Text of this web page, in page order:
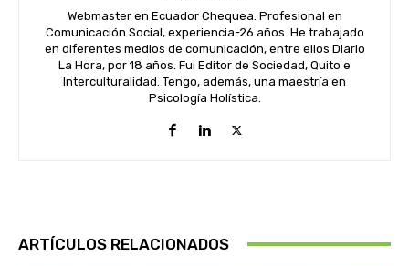
Webmaster en Ecuador Chequea. Profesional en
Comunicación Social, experiencia-26 años. He trabajado
en diferentes medios de comunicación, entre ellos Diario
La Hora, por 18 años. Fui Editor de Sociedad, Quito e
Interculturalidad. Tengo, además, una maestría en
Psicología Holística.
ARTÍCULOS RELACIONADOS